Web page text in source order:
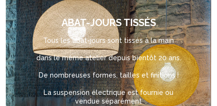
ABAT-JOURS TISSÉS
Tous les abat-jours sont tissés à la main
dans le même atelier depuis bientôt 20 ans.
De nombreuses formes, tailles et finitions !
La suspension électrique est fournie ou
vendue séparément